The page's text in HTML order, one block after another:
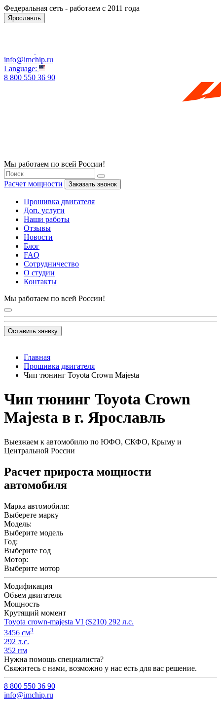
Федеральная сеть - работаем с 2011 года
Ярославль
info@imchip.ru
Language:
8 800 550 36 90
Мы работаем по всей России!
Расчет мощности Заказать звонок
Прошивка двигателя
Доп. услуги
Наши работы
Отзывы
Новости
Блог
FAQ
Сотрудничество
О студии
Контакты
Мы работаем по всей России!
Оставить заявку
Главная
Прошивка двигателя
Чип тюнинг Toyota Crown Majesta
Чип тюнинг Toyota Crown
Majesta в г. Ярославль
Выезжаем к автомобилю по ЮФО, СКФО, Крыму и
Центральной России
Расчет прироста мощности
автомобиля
Марка автомобиля:
Выберете марку
Модель:
Выберите модель
Год:
Выберите год
Мотор:
Выберите мотор
Модификация
Объем двигателя
Мощность
Крутящий момент
Toyota crown-majesta VI (S210) 292 л.с.
3456 см3
292 л.с.
352 нм
Нужна помощь специалиста?
Свяжитесь с нами, возможно у нас есть для вас решение.
8 800 550 36 90
info@imchip.ru